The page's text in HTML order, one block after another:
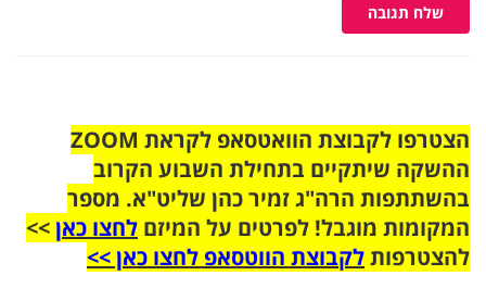
שלח תגובה
הצטרפו לקבוצת הוואטסאפ לקראת ZOOM
ההשקה שיתקיים בתחילת השבוע הקרוב
בהשתתפות הרה"ג זמיר כהן שליט"א. מספר
המקומות מוגבל! לפרטים על המיזם לחצו כאן>>
להצטרפותלקבוצת הווטסאפ לחצו כאן >>